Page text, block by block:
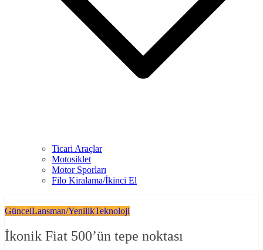
Ticari Araçlar
Motosiklet
Motor Sporları
Filo Kiralama/İkinci El
GüncelLansman/YenilikTeknoloji
İkonik Fiat 500’ün tepe noktası